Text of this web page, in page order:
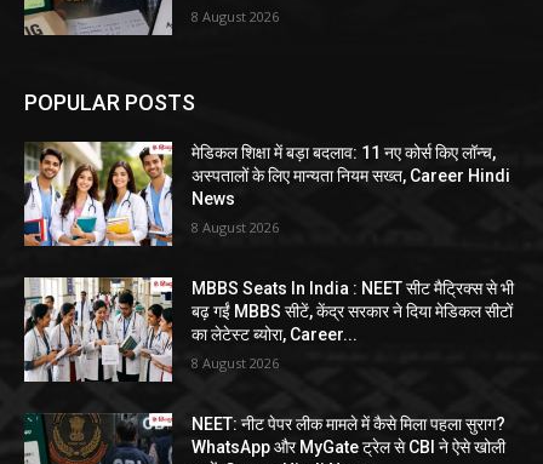
8 August 2026
POPULAR POSTS
मेडिकल शिक्षा में बड़ा बदलाव: 11 नए कोर्स किए लॉन्च,
अस्पतालों के लिए मान्यता नियम सख्त, Career Hindi
News
8 August 2026
MBBS Seats In India : NEET सीट मैट्रिक्स से भी
बढ़ गईं MBBS सीटें, केंद्र सरकार ने दिया मेडिकल सीटों
का लेटेस्ट ब्योरा, Career...
8 August 2026
NEET: नीट पेपर लीक मामले में कैसे मिला पहला सुराग?
WhatsApp और MyGate ट्रेल से CBI ने ऐसे खोली